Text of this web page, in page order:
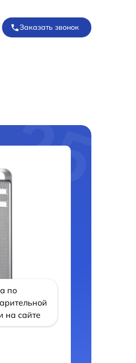
Заказать звонок
по
на сайте